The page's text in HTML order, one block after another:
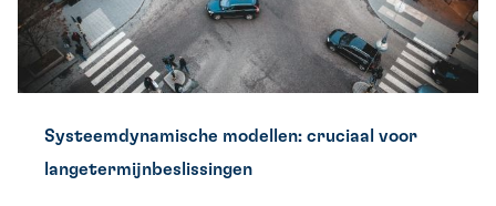
Systeemdynamische modellen: cruciaal voor
langetermijnbeslissingen